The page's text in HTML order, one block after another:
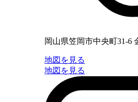
岡山県笠岡市中央町31-6
地図を見る
地図を見る